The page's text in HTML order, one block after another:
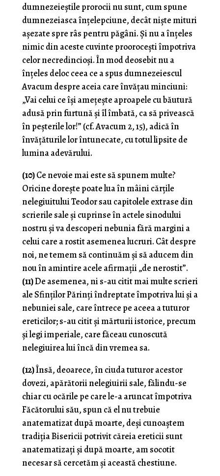
dumnezeieștile prorocii nu sunt, cum spune
dumnezeiasca înțelepciune, decât niște mituri
așezate spre râs pentru păgâni. Și nu a înțeles
nimic din aceste cuvinte proorocești împotriva
celor necredincioși. În mod deosebit nu a
înțeles deloc ceea ce a spus dumnezeiescul
Avacum despre aceia care învățau minciuni:
„Vai celui ce își amețește aproapele cu băutură
adusă prin furtună și îl îmbată, ca să privească
în peșterile lor!” (cf. Avacum 2, 15), adică în
învățăturile lor întunecate, cu totul lipsite de
lumina adevărului.
(10)Ce nevoie mai este să spunem multe?
Oricine dorește poate lua în mâini cărțile
nelegiuitului Teodor sau capitolele extrase din
scrierile sale și cuprinse în actele sinodului
nostru și va descoperi nebunia fără margini a
celui care a rostit asemenea lucruri. Cât despre
noi, ne temem să continuăm și să aducem din
nou în amintire acele afirmații „de nerostit”.
(11)De asemenea, ni s-au citit mai multe scrieri
ale Sfinților Părinți îndreptate împotriva lui și a
nebuniei sale, care întrece pe aceea a tuturor
ereticilor; s-au citit și mărturii istorice, precum
și legi imperiale, care făceau cunoscută
nelegiuirea lui încă din vremea sa.
(12)Însă, deoarece, în ciuda tuturor acestor
dovezi, apărătorii nelegiuirii sale, fălindu-se
chiar cu ocările pe care le-a aruncat împotriva
Făcătorului său, spun că el nu trebuie
anatematizat după moarte, deși cunoaștem
tradiția Bisericii potrivit căreia ereticii sunt
anatematizați și după moarte, am socotit
necesar să cercetăm și această chestiune.